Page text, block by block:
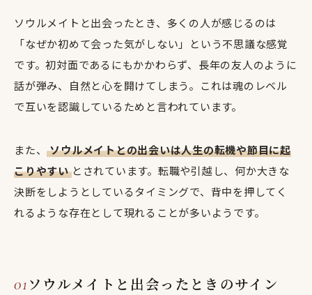
ソウルメイトと出会ったとき、多くの人が感じるのは
「なぜか初めて会った気がしない」という不思議な感覚
です。初対面であるにもかかわらず、長年の友人のように
話が弾み、自然と心を開けてしまう。これは魂のレベル
で互いを認識しているためと言われています。
また、ソウルメイトとの出会いは人生の転機や節目に起
こりやすいとされています。転職や引越し、何か大きな
決断をしようとしているタイミングで、背中を押してく
れるような存在として現れることが多いようです。
ソウルメイトと出会ったときのサイン